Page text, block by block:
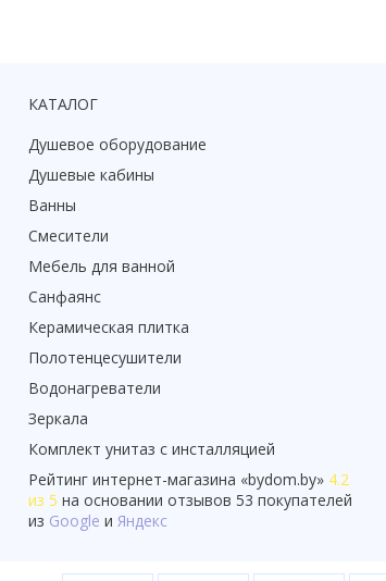
КАТАЛОГ
Душевое оборудование
Душевые кабины
Ванны
Смесители
Мебель для ванной
Санфаянс
Керамическая плитка
Полотенцесушители
Водонагреватели
Зеркала
Комплект унитаз с инсталляцией
Рейтинг интернет-магазина «bydom.by» 4.2
из 5 на основании отзывов 53 покупателей
из Google и Яндекс